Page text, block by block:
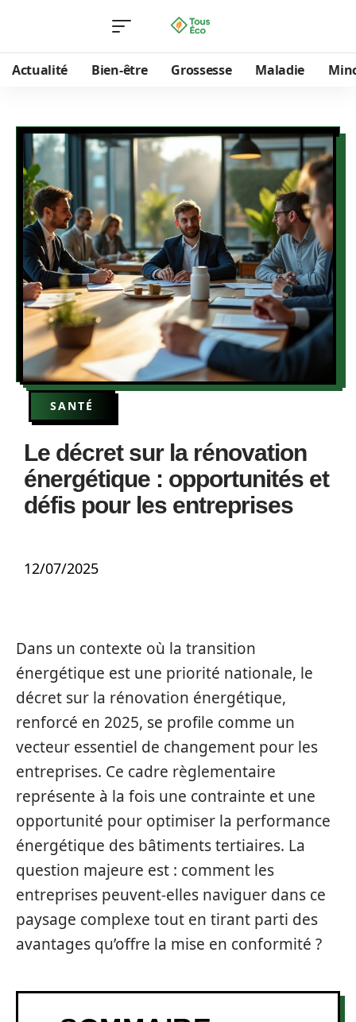
Actualité Bien-être Grossesse Maladie
SANTÉ
Le décret sur la rénovation
énergétique : opportunités et
défis pour les entreprises
12/07/2025
Dans un contexte où la transition
énergétique est une priorité nationale, le
décret sur la rénovation énergétique,
renforcé en 2025, se profile comme un
vecteur essentiel de changement pour les
entreprises. Ce cadre règlementaire
représente à la fois une contrainte et une
opportunité pour optimiser la performance
énergétique des bâtiments tertiaires. La
question majeure est : comment les
entreprises peuvent-elles naviguer dans ce
paysage complexe tout en tirant parti des
avantages qu’offre la mise en conformité ?